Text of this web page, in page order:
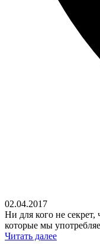
02.04.2017
Ни для кого не
которые мы
Читать далее